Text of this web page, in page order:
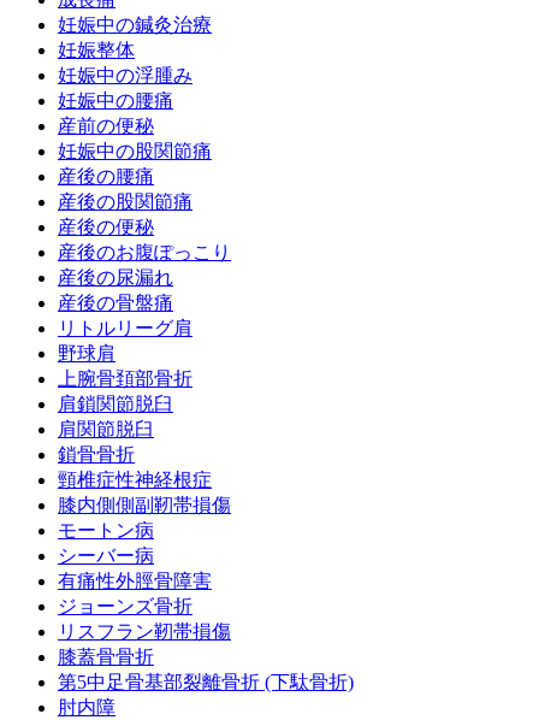
妊娠中の鍼灸治療
妊娠整体
妊娠中の浮腫み
妊娠中の腰痛
産前の便秘
妊娠中の股関節痛
産後の腰痛
産後の股関節痛
産後の便秘
産後のお腹ぽっこり
産後の尿漏れ
産後の骨盤痛
リトルリーグ肩
野球肩
上腕骨頚部骨折
肩鎖関節脱臼
肩関節脱臼
鎖骨骨折
頸椎症性神経根症
膝内側側副靭帯損傷
モートン病
シーバー病
有痛性外脛骨障害
ジョーンズ骨折
リスフラン靭帯損傷
膝蓋骨骨折
第5中足骨基部裂離骨折 (下駄骨折)
肘内障